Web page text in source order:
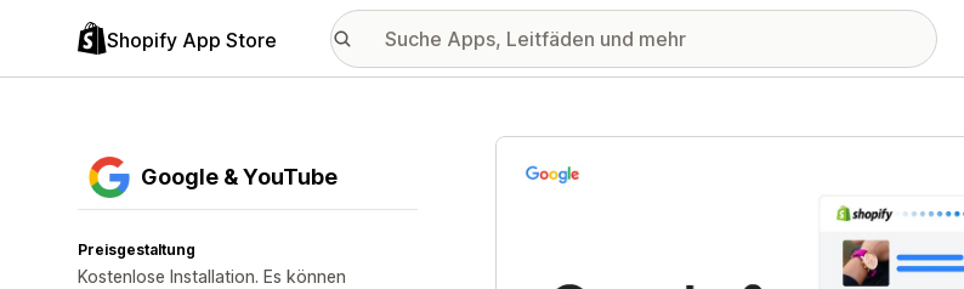
Shopify App Store
Google & YouTube
Preisgestaltung
Kostenlose Installation. Es können
Vorgestellte Bildergalerie